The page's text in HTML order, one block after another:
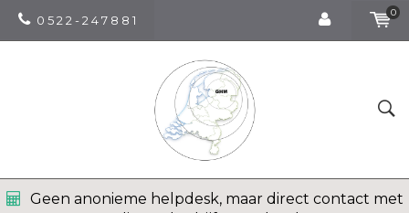
0 5 2 2 - 2 4 7 8 8 1
0
Geen anonieme helpdesk, maar direct contact met